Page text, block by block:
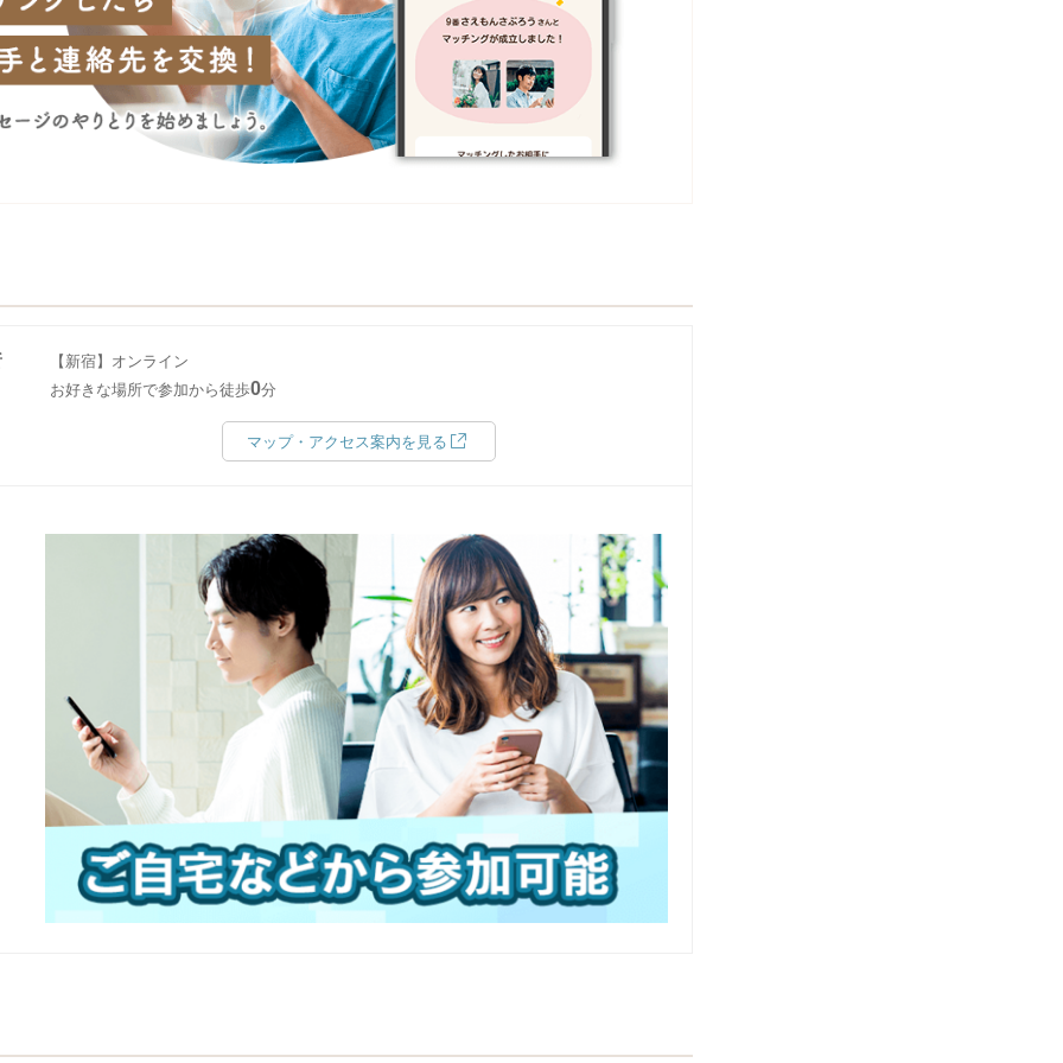
【新宿】オンライン
お好きな場所で参加から徒歩0分
マップ・アクセス案内を見る